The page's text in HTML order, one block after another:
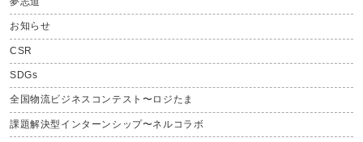
お知らせ
CSR
SDGs
全国物流ビジネスコンテスト〜ロジたま
課題解決型インターンシップ〜ネルコラボ